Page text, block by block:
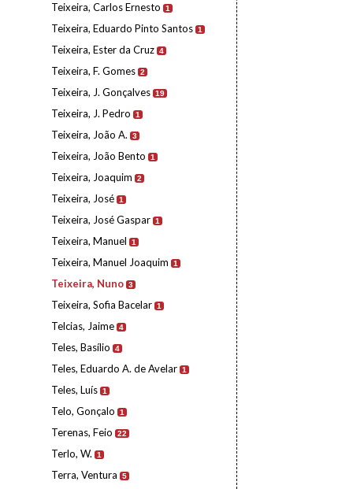
Teixeira, Carlos Ernesto 1
Teixeira, Eduardo Pinto Santos 1
Teixeira, Ester da Cruz 4
Teixeira, F. Gomes 2
Teixeira, J. Gonçalves 19
Teixeira, J. Pedro 1
Teixeira, João A. 3
Teixeira, João Bento 1
Teixeira, Joaquim 2
Teixeira, José 1
Teixeira, José Gaspar 1
Teixeira, Manuel 1
Teixeira, Manuel Joaquim 1
Teixeira, Nuno 3
Teixeira, Sofia Bacelar 1
Telcias, Jaime 4
Teles, Basílio 4
Teles, Eduardo A. de Avelar 1
Teles, Luís 1
Telo, Gonçalo 1
Terenas, Feio 22
Terlo, W. 1
Terra, Ventura 5